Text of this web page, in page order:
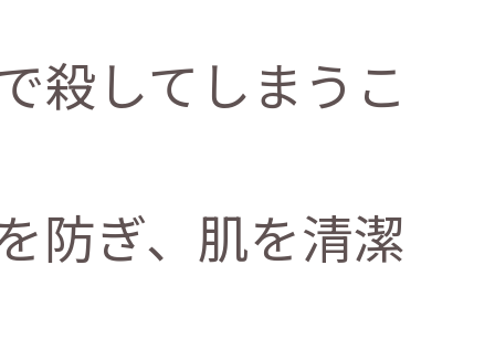
殺してしまうこ
防ぎ、肌を清潔